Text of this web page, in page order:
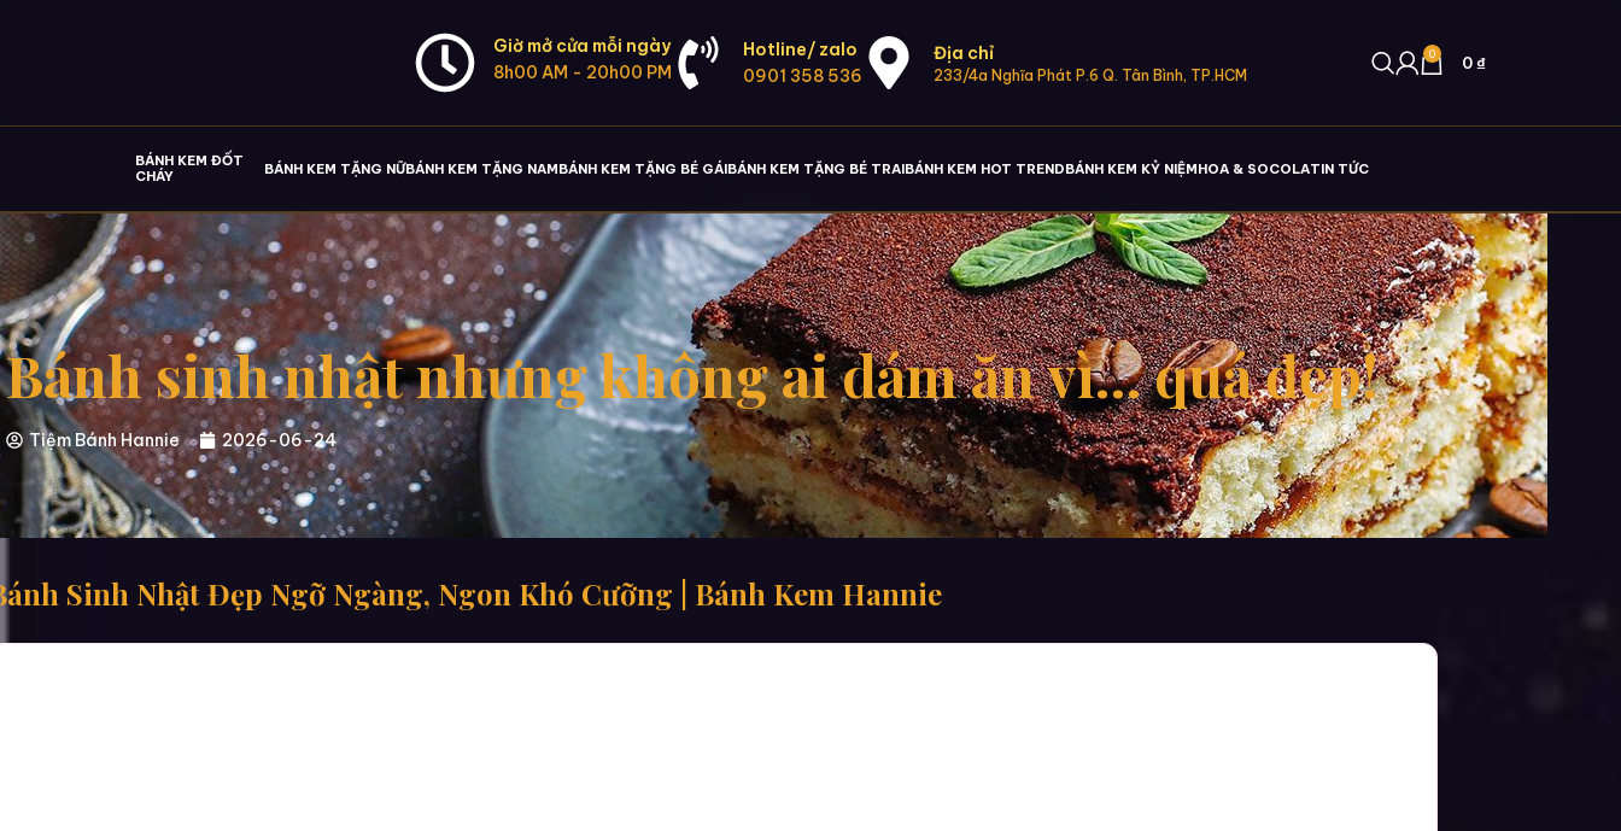
Giờ mở cửa mỗi ngày
8h00 AM - 20h00 PM
Hotline/ zalo
0901 358 536
Địa chỉ
233/4a Nghĩa Phát P.6 Q. Tân Bình, TP.HCM
0 0₫
BÁNH KEM ĐỐT
CHÁY
BÁNH KEM TẶNG NỮBÁNH KEM TẶNG NAMBÁNH KEM TẶNG BÉ GÁIBÁNH KEM TẶNG BÉ TRAIBÁNH KEM HOT TRENDBÁNH KEM KỶ NIỆMHOA & SOCOLATIN TỨC
Bánh sinh nhật nhưng không ai dám ăn vì… quá đẹp!
Tiệm Bánh Hannie 2026-06-24
Sinh Nhật Đẹp Ngỡ Ngàng, Ngon Khó Cưỡng | Bánh Kem Hannie